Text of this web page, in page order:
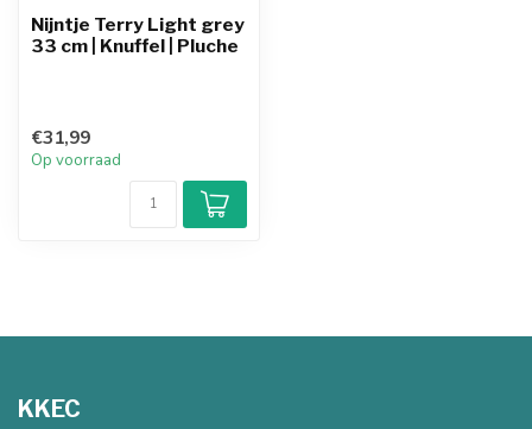
Nijntje Terry Light grey
33 cm | Knuffel | Pluche
€31,99
Op voorraad
KKEC